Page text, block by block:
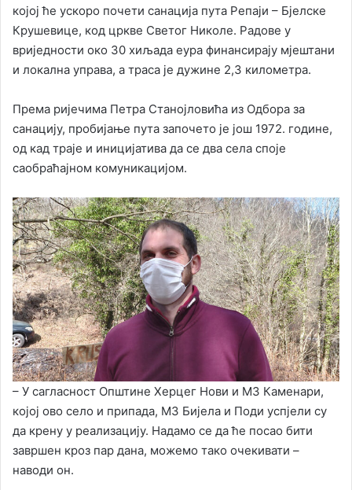
којој ће ускоро почети санација пута Репаји – Бјелске
Крушевице, код цркве Светог Николе. Радове у
вриједности око 30 хиљада еура финансирају мјештани
и локална управа, а траса је дужине 2,3 километра.
Према ријечима Петра Станојловића из Одбора за
санацију, пробијање пута започето је још 1972. године,
од кад траје и иницијатива да се два села споје
саобраћајном комуникацијом.
– У сагласност Општине Херцег Нови и МЗ Каменари,
којој ово село и припада, МЗ Бијела и Поди успјели су
да крену у реализацију. Надамо се да ће посао бити
завршен кроз пар дана, можемо тако очекивати –
наводи он.